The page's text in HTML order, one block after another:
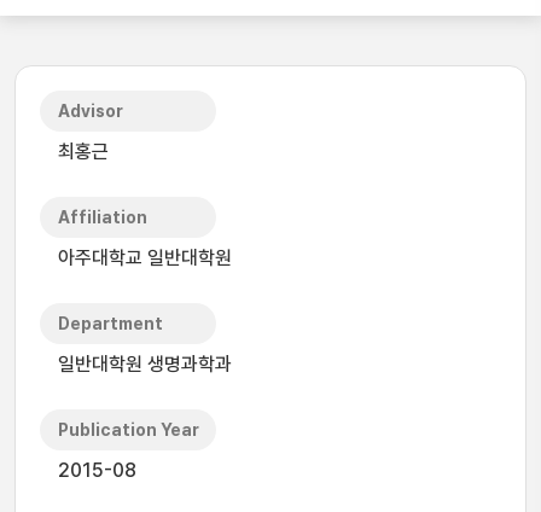
Advisor
최홍근
Affiliation
아주대학교 일반대학원
Department
일반대학원 생명과학과
Publication Year
2015-08